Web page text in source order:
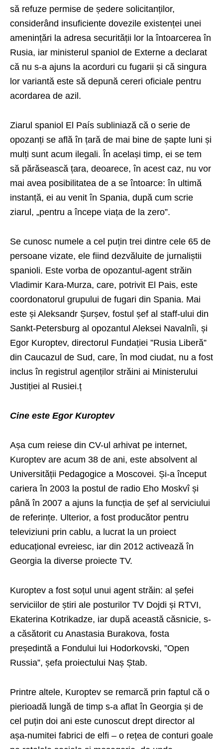
să refuze permise de ședere solicitanților,
considerând insuficiente dovezile existenței unei
amenințări la adresa securității lor la întoarcerea în
Rusia, iar ministerul spaniol de Externe a declarat
că nu s-a ajuns la acorduri cu fugarii și că singura
lor variantă este să depună cereri oficiale pentru
acordarea de azil.
Ziarul spaniol El País subliniază că o serie de
opozanți se află în țară de mai bine de șapte luni și
mulți sunt acum ilegali. În același timp, ei se tem
să părăsească țara, deoarece, în acest caz, nu vor
mai avea posibilitatea de a se întoarce: în ultimă
instanță, ei au venit în Spania, după cum scrie
ziarul, „pentru a începe viața de la zero”.
Se cunosc numele a cel puțin trei dintre cele 65 de
persoane vizate, ele fiind dezvăluite de jurnaliștii
spanioli. Este vorba de opozantul-agent străin
Vladimir Kara-Murza, care, potrivit El Pais, este
coordonatorul grupului de fugari din Spania. Mai
este și Aleksandr Șurșev, fostul șef al staff-ului din
Sankt-Petersburg al opozantul Aleksei Navalnîi, și
Egor Kuroptev, directorul Fundației ”Rusia Liberă”
din Caucazul de Sud, care, în mod ciudat, nu a fost
inclus în registrul agenților străini ai Ministerului
Justiției al Rusiei.ț
Cine este Egor Kuroptev
Așa cum reiese din CV-ul arhivat pe internet,
Kuroptev are acum 38 de ani, este absolvent al
Universității Pedagogice a Moscovei. Și-a început
cariera în 2003 la postul de radio Eho Moskvî și
până în 2007 a ajuns la funcția de șef al serviciului
de referințe. Ulterior, a fost producător pentru
televiziuni prin cablu, a lucrat la un proiect
educațional evreiesc, iar din 2012 activează în
Georgia la diverse proiecte TV.
Kuroptev a fost soțul unui agent străin: al șefei
serviciilor de știri ale posturilor TV Dojdi și RTVI,
Ekaterina Kotrikadze, iar după această căsnicie, s-
a căsătorit cu Anastasia Burakova, fosta
președintă a Fondului lui Hodorkovski, ”Open
Russia”, șefa proiectului Naș Ștab.
Printre altele, Kuroptev se remarcă prin faptul că o
pierioadă lungă de timp s-a aflat în Georgia și de
cel puțin doi ani este cunoscut drept director al
așa-numitei fabrici de elfi – o rețea de conturi goale